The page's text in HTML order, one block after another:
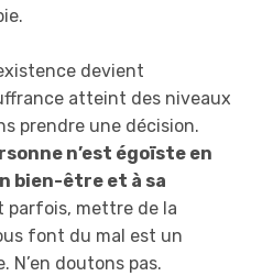
devient
atteint des niveaux
prendre une décision.
n’est égoïste en
bien-être et à sa
parfois, mettre de la
font du mal est un
N’en doutons pas.